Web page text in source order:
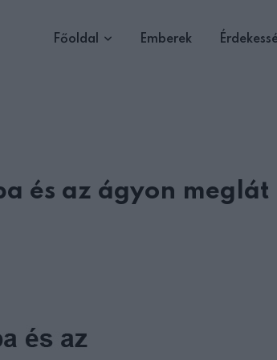
Főoldal Emberek
és az ágyon meglát